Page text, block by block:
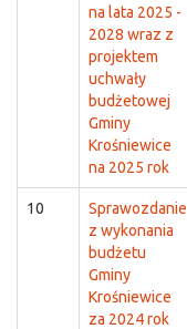
na lata 2025 -
2028 wraz z
projektem
uchwały
budżetowej
Gminy
Krośniewice
na 2025 rok
10
Sprawozdanie
z wykonania
budżetu
Gminy
Krośniewice
za 2024 rok